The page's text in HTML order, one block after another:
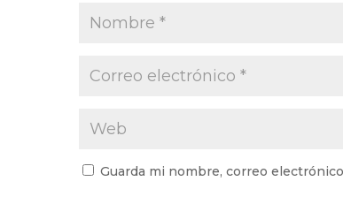
Guarda mi nombre, correo